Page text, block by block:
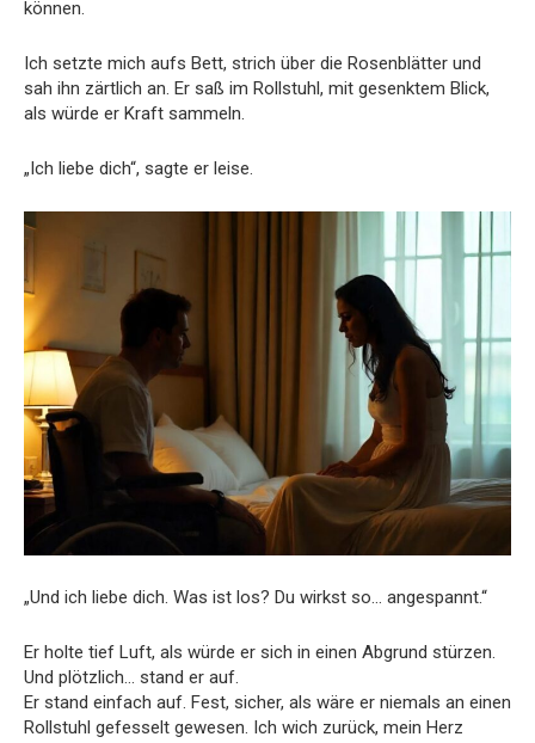
können.
Ich setzte mich aufs Bett, strich über die Rosenblätter und
sah ihn zärtlich an. Er saß im Rollstuhl, mit gesenktem Blick,
als würde er Kraft sammeln.
„Ich liebe dich“, sagte er leise.
„Und ich liebe dich. Was ist los? Du wirkst so… angespannt.“
Er holte tief Luft, als würde er sich in einen Abgrund stürzen.
Und plötzlich… stand er auf.
Er stand einfach auf. Fest, sicher, als wäre er niemals an einen
Rollstuhl gefesselt gewesen. Ich wich zurück, mein Herz